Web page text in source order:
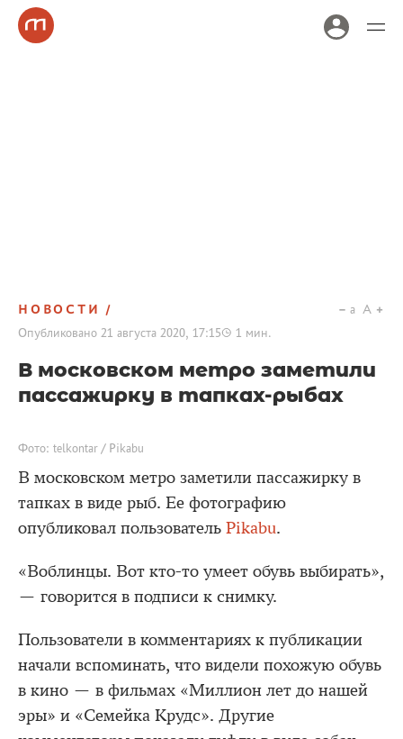
НОВОСТИ
Опубликовано 21 августа 2020, 17:15 1 мин.
a A
В московском метро заметили
пассажирку в тапках-рыбах
Фото: telkontar / Pikabu
В московском метро заметили пассажирку в
тапках в виде рыб. Ее фотографию
опубликовал пользователь Pikabu.
«Воблинцы. Вот кто-то умеет обувь выбирать»,
— говорится в подписи к снимку.
Пользователи в комментариях к публикации
начали вспоминать, что видели похожую обувь
в кино — в фильмах «Миллион лет до нашей
эры» и «Семейка Крудс». Другие